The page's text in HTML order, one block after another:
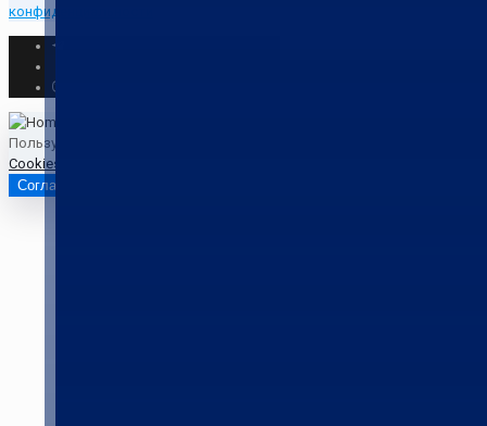
конфиденциальности
Пользуясь этим сайтом, вы соглашаетесь с тем, что мы
Cookies
Согласен